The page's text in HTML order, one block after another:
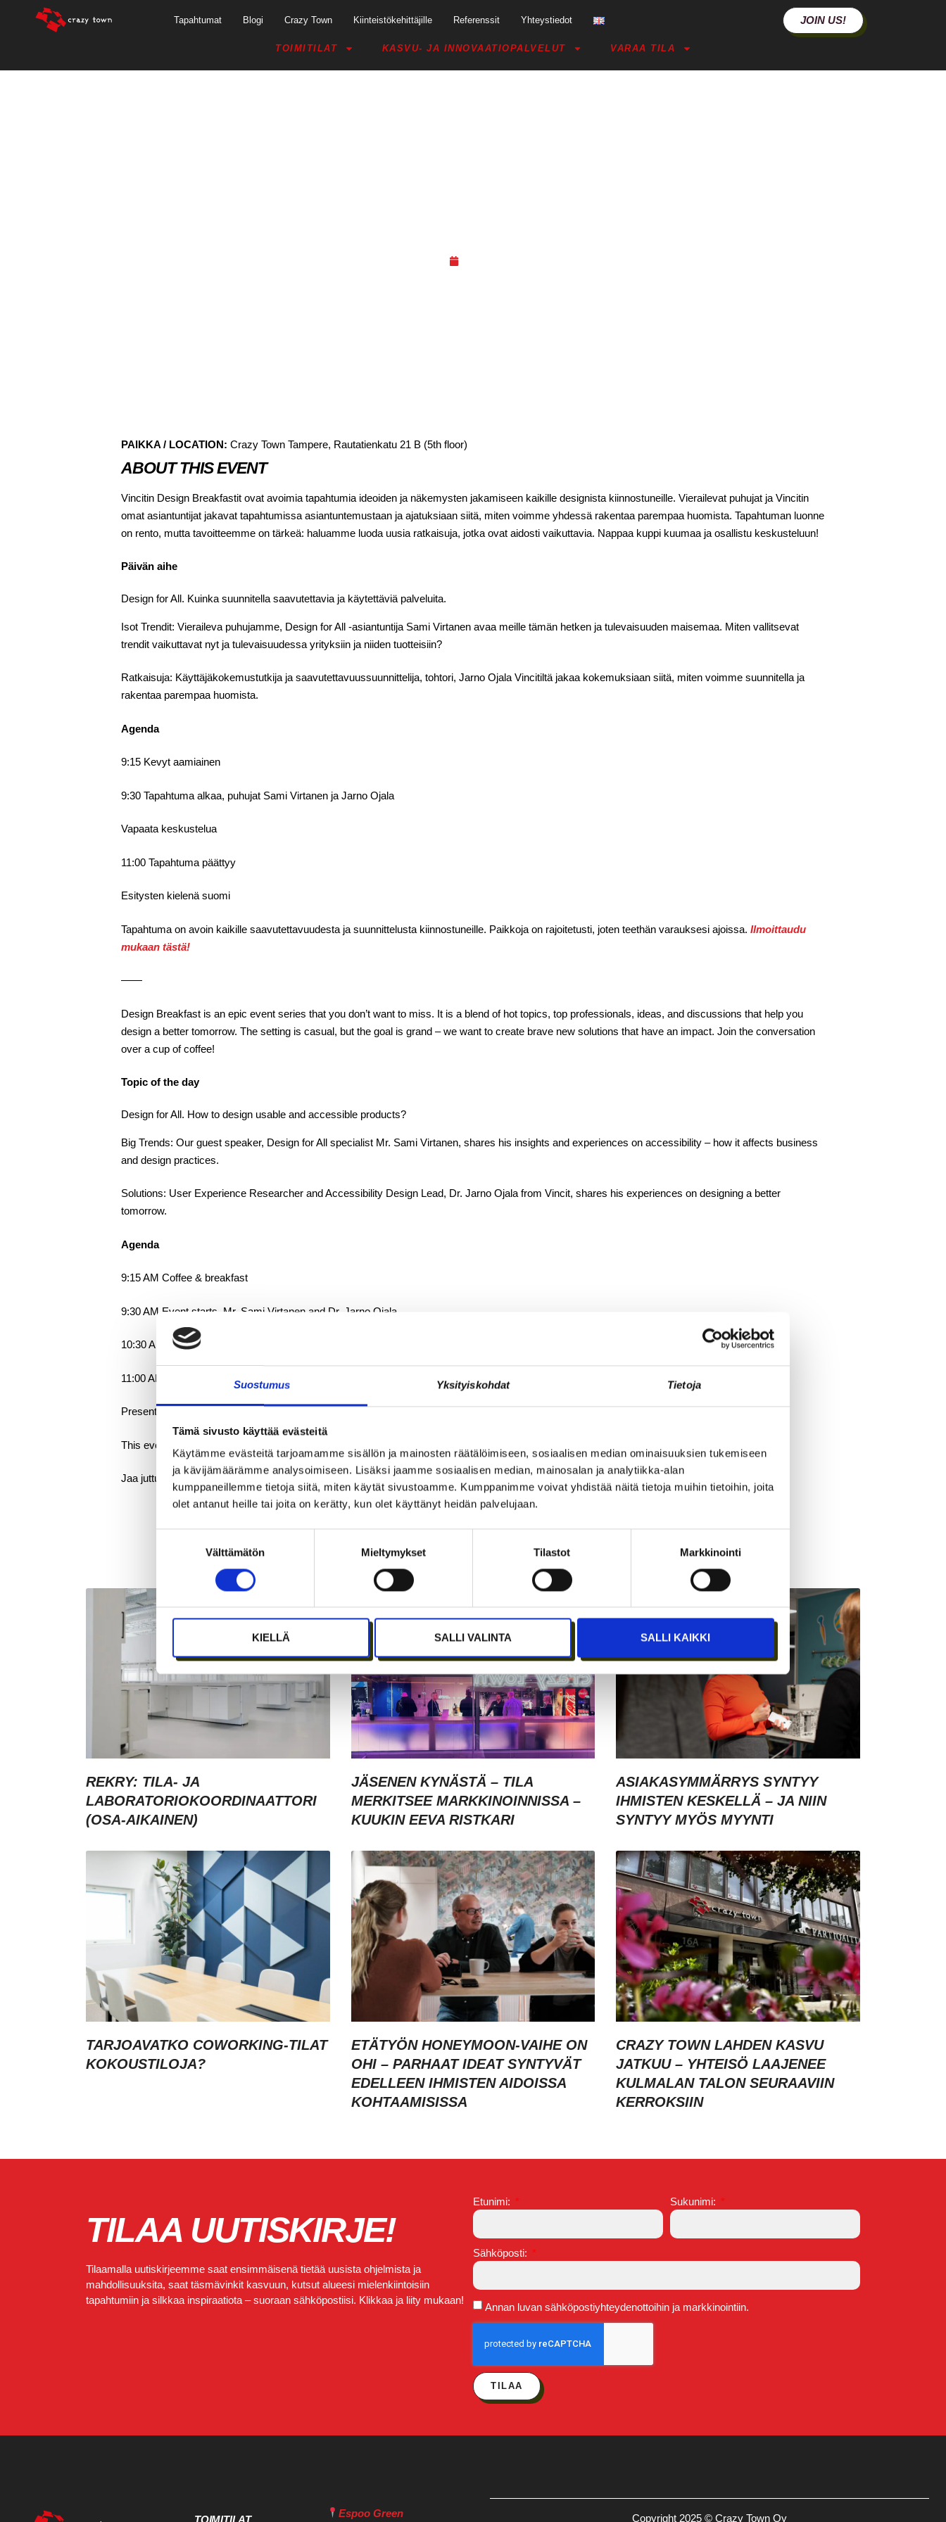
Suostumus Yksityiskohdat Tietoja
Tämä sivusto käyttää evästeitä
Käytämme evästeitä tarjoamamme sisällön ja mainosten räätälöimiseen, sosiaalisen median ominaisuuksien tukemiseen
ja kävijämäärämme analysoimiseen. Lisäksi jaamme sosiaalisen median, mainosalan ja analytiikka-alan
kumppaneillemme tietoja siitä, miten käytät sivustoamme. Kumppanimme voivat yhdistää näitä tietoja muihin tietoihin, joita
olet antanut heille tai joita on kerätty, kun olet käyttänyt heidän palvelujaan.
Välttämätön Mieltymykset Tilastot Markkinointi
KIELLÄ SALLI VALINTA SALLI KAIKKI
Tapahtumat Blogi Crazy Town Kiinteistökehittäjille Referenssit Yhteystiedot JOIN US!
TOIMITILAT KASVU- JA INNOVAATIOPALVELUT VARAA TILA
PAIKKA / LOCATION: Crazy Town Tampere, Rautatienkatu 21 B (5th floor)
ABOUT THIS EVENT
Vincitin Design Breakfastit ovat avoimia tapahtumia ideoiden ja näkemysten jakamiseen kaikille designista kiinnostuneille. Vierailevat puhujat ja Vincitin
omat asiantuntijat jakavat tapahtumissa asiantuntemustaan ja ajatuksiaan siitä, miten voimme yhdessä rakentaa parempaa huomista. Tapahtuman luonne
on rento, mutta tavoitteemme on tärkeä: haluamme luoda uusia ratkaisuja, jotka ovat aidosti vaikuttavia. Nappaa kuppi kuumaa ja osallistu keskusteluun!
Päivän aihe
Design for All. Kuinka suunnitella saavutettavia ja käytettäviä palveluita.
Isot Trendit: Vieraileva puhujamme, Design for All -asiantuntija Sami Virtanen avaa meille tämän hetken ja tulevaisuuden maisemaa. Miten vallitsevat
trendit vaikuttavat nyt ja tulevaisuudessa yrityksiin ja niiden tuotteisiin?
Ratkaisuja: Käyttäjäkokemustutkija ja saavutettavuussuunnittelija, tohtori, Jarno Ojala Vincitiltä jakaa kokemuksiaan siitä, miten voimme suunnitella ja
rakentaa parempaa huomista.
Agenda
9:15 Kevyt aamiainen
9:30 Tapahtuma alkaa, puhujat Sami Virtanen ja Jarno Ojala
Vapaata keskustelua
11:00 Tapahtuma päättyy
Esitysten kielenä suomi
Tapahtuma on avoin kaikille saavutettavuudesta ja suunnittelusta kiinnostuneille. Paikkoja on rajoitetusti, joten teethän varauksesi ajoissa. Ilmoittaudu
mukaan tästä!
——
Design Breakfast is an epic event series that you don’t want to miss. It is a blend of hot topics, top professionals, ideas, and discussions that help you
design a better tomorrow. The setting is casual, but the goal is grand – we want to create brave new solutions that have an impact. Join the conversation
over a cup of coffee!
Topic of the day
Design for All. How to design usable and accessible products?
Big Trends: Our guest speaker, Design for All specialist Mr. Sami Virtanen, shares his insights and experiences on accessibility – how it affects business
and design practices.
Solutions: User Experience Researcher and Accessibility Design Lead, Dr. Jarno Ojala from Vincit, shares his experiences on designing a better
tomorrow.
Agenda
9:15 AM Coffee & breakfast
9:30 AM Event starts, Mr. Sami Virtanen and Dr. Jarno Ojala
10:30 AM Questions & networking
11:00 AM Wrap up
Presentations are in Finnish
This event is free and open to everyone interested in accessibility. Seats are limited, so please RSVP sooner rather than later.
Jaa juttu somessa:
REKRY: TILA- JA
LABORATORIOKOORDINAATTORI
(OSA-AIKAINEN)
JÄSENEN KYNÄSTÄ – TILA
MERKITSEE MARKKINOINNISSA –
KUUKIN EEVA RISTKARI
ASIAKASYMMÄRRYS SYNTYY
IHMISTEN KESKELLÄ – JA NIIN
SYNTYY MYÖS MYYNTI
TARJOAVATKO COWORKING-TILAT
KOKOUSTILOJA?
ETÄTYÖN HONEYMOON-VAIHE ON
OHI – PARHAAT IDEAT SYNTYVÄT
EDELLEEN IHMISTEN AIDOISSA
KOHTAAMISISSA
CRAZY TOWN LAHDEN KASVU
JATKUU – YHTEISÖ LAAJENEE
KULMALAN TALON SEURAAVIIN
KERROKSIIN
TILAA UUTISKIRJE!
Tilaamalla uutiskirjeemme saat ensimmäisenä tietää uusista ohjelmista ja
mahdollisuuksita, saat täsmävinkit kasvuun, kutsut alueesi mielenkiintoisiin
tapahtumiin ja silkkaa inspiraatiota – suoraan sähköpostiisi. Klikkaa ja liity mukaan!
Etunimi: Sukunimi:
Sähköposti:
Annan luvan sähköpostiyhteydenottoihin ja markkinointiin.
TILAA
TOIMITILAT
Espoo Green Copyright 2025 © Crazy Town Oy